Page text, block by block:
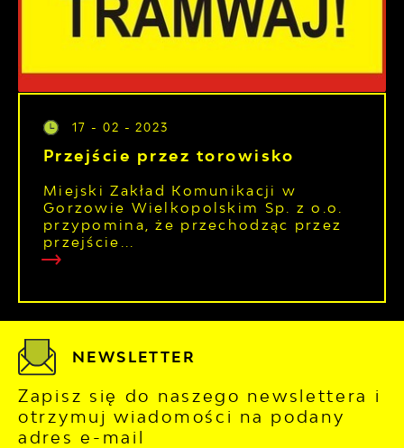
17 - 02 - 2023
Przejście przez torowisko
Miejski Zakład Komunikacji w
Gorzowie Wielkopolskim Sp. z o.o.
przypomina, że przechodząc przez
przejście...
NEWSLETTER
Zapisz się do naszego newslettera i
otrzymuj wiadomości na podany
adres e-mail